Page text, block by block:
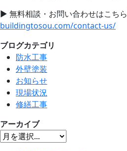
▶ 無料相談・お問い合わせはこちら
buildingtosou.com/contact-us/
ブログカテゴリ
防水工事
外壁塗装
お知らせ
現場状況
修繕工事
アーカイブ